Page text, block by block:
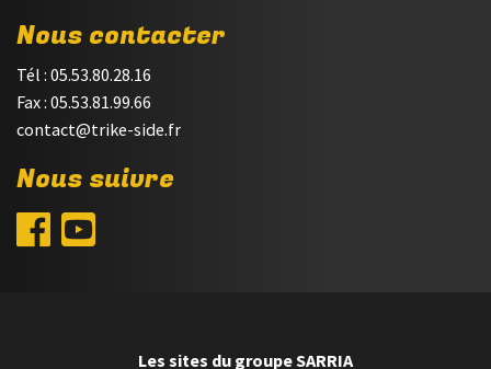
Nous contacter
Tél : 05.53.80.28.16
Fax : 05.53.81.99.66
contact@trike-side.fr
Nous suivre
Les sites du groupe SARRIA